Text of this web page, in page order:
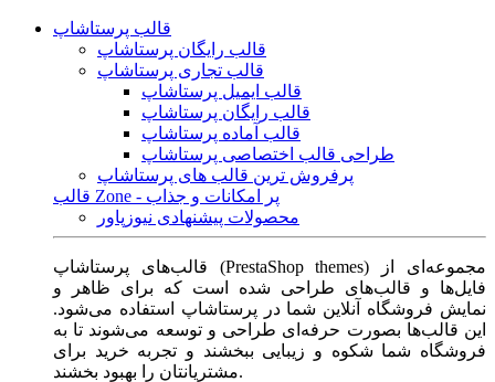
قالب پرستاشاپ
قالب رایگان پرستاشاپ
قالب تجاری پرستاشاپ
قالب ایمیل پرستاشاپ
قالب رایگان پرستاشاپ
قالب آماده پرستاشاپ
طراحی قالب اختصاصی پرستاشاپ
پرفروش ترین قالب های پرستاشاپ
قالب Zone - پر امکانات و جذاب
محصولات پیشنهادی نیوزپاور
قالب‌های پرستاشاپ (PrestaShop themes) مجموعه‌ای از
فایل‌ها و قالب‌های طراحی شده است که برای ظاهر و
نمایش فروشگاه آنلاین شما در پرستاشاپ استفاده می‌شود.
این قالب‌ها بصورت حرفه‌ای طراحی و توسعه می‌شوند تا به
فروشگاه شما شکوه و زیبایی ببخشند و تجربه خرید برای
مشتریانتان را بهبود بخشند.